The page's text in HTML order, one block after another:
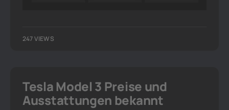
247 VIEWS
Tesla Model 3 Preise und
Ausstattungen bekannt